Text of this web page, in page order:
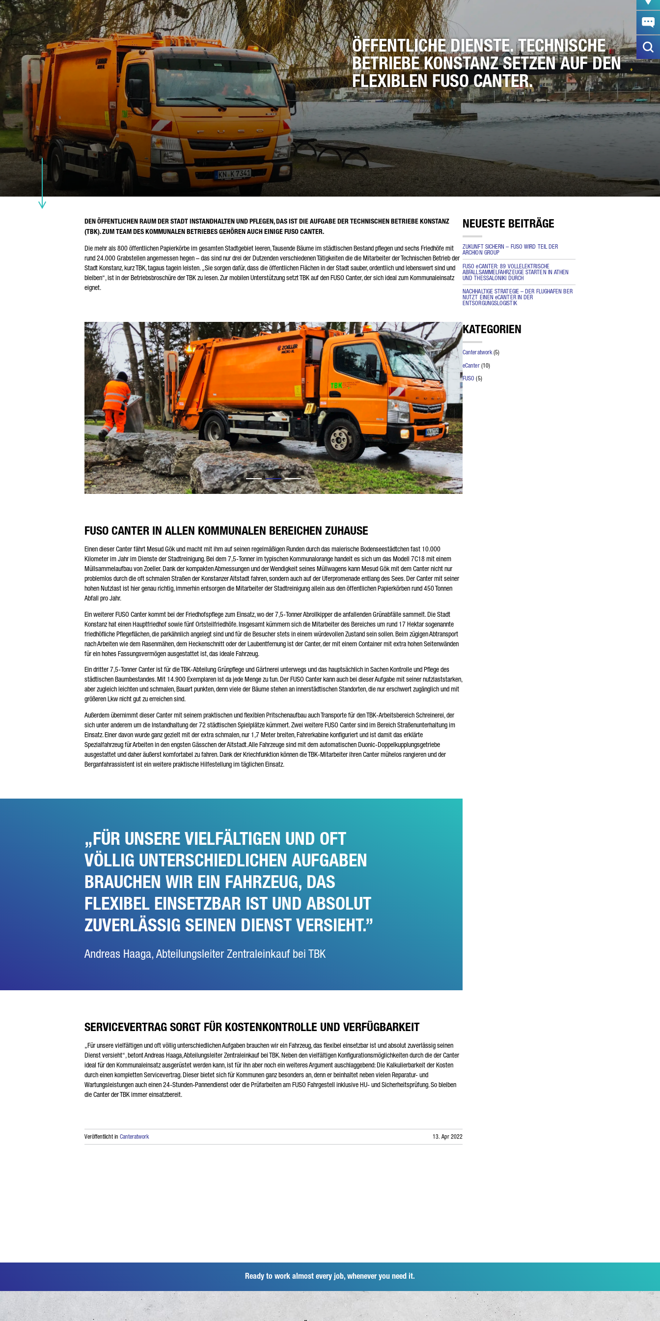
ÖFFENTLICHE DIENSTE. TECHNISCHE
BETRIEBE KONSTANZ SETZEN AUF DEN
FLEXIBLEN FUSO CANTER.
E-MAIL*
IHRE NACHRICHT (OPTIONAL)
* Pflichtfeld
Ihrer Zustimmung nur zum Zwecke der Abwicklung Ihrer Anfrage verarbeiten, speichern und nutzen.
Weitere Details zur Verarbeitung Ihrer personenbezogenen Daten durch die Daimler Truck AG sowie
detaillierte Hinweise zu Ihren Rechten finden Sie online in denDatenschutzhinweisen.
DEN ÖFFENTLICHEN RAUM DER STADT INSTANDHALTEN UND PFLEGEN, DAS IST DIE AUFGABE DER TECHNISCHEN BETRIEBE KONSTANZ
(TBK). ZUM TEAM DES KOMMUNALEN BETRIEBES GEHÖREN AUCH EINIGE FUSO CANTER.
Die mehr als 800 öffentlichen Papierkörbe im gesamten Stadtgebiet leeren, Tausende Bäume im städtischen Bestand pflegen und sechs Friedhöfe mit
rund 24.000 Grabstellen angemessen hegen – das sind nur drei der Dutzenden verschiedenen Tätigkeiten die die Mitarbeiter der Technischen Betrieb der
Stadt Konstanz, kurz TBK, tagaus tagein leisten. „Sie sorgen dafür, dass die öffentlichen Flächen in der Stadt sauber, ordentlich und lebenswert sind und
bleiben“, ist in der Betriebsbroschüre der TBK zu lesen. Zur mobilen Unterstützung setzt TBK auf den FUSO Canter, der sich ideal zum Kommunaleinsatz
eignet.
FUSO CANTER IN ALLEN KOMMUNALEN BEREICHEN ZUHAUSE
Einen dieser Canter fährt Mesud Gök und macht mit ihm auf seinen regelmäßigen Runden durch das malerische Bodenseestädtchen fast 10.000
Kilometer im Jahr im Dienste der Stadtreinigung. Bei dem 7,5-Tonner im typischen Kommunalorange handelt es sich um das Modell 7C18 mit einem
Müllsammelaufbau von Zoeller. Dank der kompakten Abmessungen und der Wendigkeit seines Müllwagens kann Mesud Gök mit dem Canter nicht nur
problemlos durch die oft schmalen Straßen der Konstanzer Altstadt fahren, sondern auch auf der Uferpromenade entlang des Sees. Der Canter mit seiner
hohen Nutzlast ist hier genau richtig, immerhin entsorgen die Mitarbeiter der Stadtreinigung allein aus den öffentlichen Papierkörben rund 450 Tonnen
Abfall pro Jahr.
Ein weiterer FUSO Canter kommt bei der Friedhofspflege zum Einsatz, wo der 7,5-Tonner Abrollkipper die anfallenden Grünabfälle sammelt. Die Stadt
Konstanz hat einen Hauptfriedhof sowie fünf Ortsteilfriedhöfe. Insgesamt kümmern sich die Mitarbeiter des Bereiches um rund 17 Hektar sogenannte
friedhöfliche Pflegeflächen, die parkähnlich angelegt sind und für die Besucher stets in einem würdevollen Zustand sein sollen. Beim zügigen Abtransport
nach Arbeiten wie dem Rasenmähen, dem Heckenschnitt oder der Laubentfernung ist der Canter, der mit einem Container mit extra hohen Seitenwänden
für ein hohes Fassungsvermögen ausgestattet ist, das ideale Fahrzeug.
Ein dritter 7,5-Tonner Canter ist für die TBK-Abteilung Grünpflege und Gärtnerei unterwegs und das hauptsächlich in Sachen Kontrolle und Pflege des
städtischen Baumbestandes. Mit 14.900 Exemplaren ist da jede Menge zu tun. Der FUSO Canter kann auch bei dieser Aufgabe mit seiner nutzlaststarken,
aber zugleich leichten und schmalen, Bauart punkten, denn viele der Bäume stehen an innerstädtischen Standorten, die nur erschwert zugänglich und mit
größeren Lkw nicht gut zu erreichen sind.
Außerdem übernimmt dieser Canter mit seinem praktischen und flexiblen Pritschenaufbau auch Transporte für den TBK-Arbeitsbereich Schreinerei, der
sich unter anderem um die Instandhaltung der 72 städtischen Spielplätze kümmert. Zwei weitere FUSO Canter sind im Bereich Straßenunterhaltung im
Einsatz. Einer davon wurde ganz gezielt mit der extra schmalen, nur 1,7 Meter breiten, Fahrerkabine konfiguriert und ist damit das erklärte
Spezialfahrzeug für Arbeiten in den engsten Gässchen der Altstadt. Alle Fahrzeuge sind mit dem automatischen Duonic-Doppelkupplungsgetriebe
ausgestattet und daher äußerst komfortabel zu fahren. Dank der Kriechfunktion können die TBK-Mitarbeiter ihren Canter mühelos rangieren und der
Berganfahrassistent ist ein weitere praktische Hilfestellung im täglichen Einsatz.
FÜR UNSERE VIELFÄLTIGEN UND OFT
VÖLLIG UNTERSCHIEDLICHEN AUFGABEN
BRAUCHEN WIR EIN FAHRZEUG, DAS
FLEXIBEL EINSETZBAR IST UND ABSOLUT
ZUVERLÄSSIG SEINEN DIENST VERSIEHT.
Andreas Haaga, Abteilungsleiter Zentraleinkauf bei TBK
SERVICEVERTRAG SORGT FÜR KOSTENKONTROLLE UND VERFÜGBARKEIT
„Für unsere vielfältigen und oft völlig unterschiedlichen Aufgaben brauchen wir ein Fahrzeug, das flexibel einsetzbar ist und absolut zuverlässig seinen
Dienst versieht“, betont Andreas Haaga, Abteilungsleiter Zentraleinkauf bei TBK. Neben den vielfältigen Konfigurationsmöglichkeiten durch die der Canter
ideal für den Kommunaleinsatz ausgerüstet werden kann, ist für ihn aber noch ein weiteres Argument auschlaggebend: Die Kalkulierbarkeit der Kosten
durch einen kompletten Servicevertrag. Dieser bietet sich für Kommunen ganz besonders an, denn er beinhaltet neben vielen Reparatur- und
Wartungsleistungen auch einen 24-Stunden-Pannendienst oder die Prüfarbeiten am FUSO Fahrgestell inklusive HU- und Sicherheitsprüfung. So bleiben
die Canter der TBK immer einsatzbereit.
Veröffentlicht in Canteratwork 13. Apr 2022
NEUESTE BEITRÄGE
ZUKUNFT SICHERN – FUSO WIRD TEIL DER
ARCHION GROUP
FUSO eCANTER: 89 VOLLELEKTRISCHE
ABFALLSAMMELFAHRZEUGE STARTEN IN ATHEN
UND THESSALONIKI DURCH
NACHHALTIGE STRATEGIE – DER FLUGHAFEN BER
NUTZT EINEN eCANTER IN DER
ENTSORGUNGSLOGISTIK
KATEGORIEN
Canteratwork(5)
eCanter(10)
FUSO (5)
Ready to work almost every job, whenever you need it.